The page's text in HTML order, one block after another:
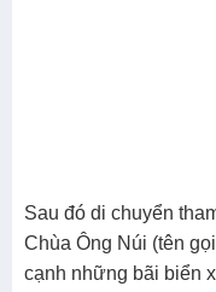
Sau đó di chuyển
Chùa Ông Núi (tên
cạnh những bãi biển